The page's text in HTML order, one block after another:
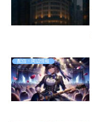
配信・周辺情報